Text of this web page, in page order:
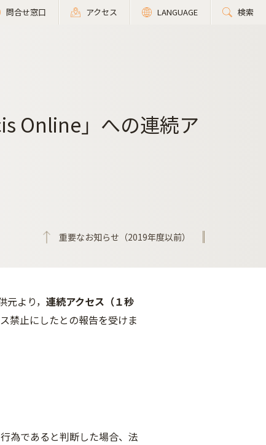
問合せ窓口 アクセス LANGUAGE 検索
Online」への連続ア
重要なお知らせ（2019年度以前）
元より， 連続アクセス（１秒
禁止にしたとの報告を受けま
為であると判断した場合、 法